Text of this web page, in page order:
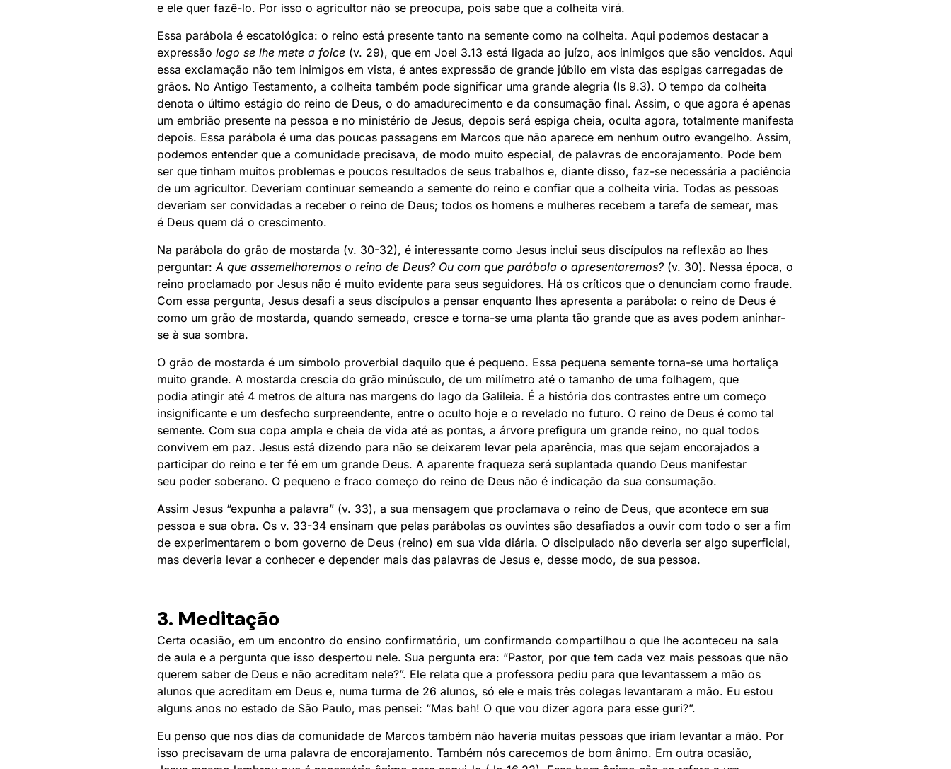
e ele quer fazê-lo. Por isso o agricultor não se preocupa, pois sabe que a colheita virá.
Essa parábola é escatológica: o reino está presente tanto na semente como na colheita. Aqui podemos destacar a
expressão logo se lhe mete a foice (v. 29), que em Joel 3.13 está ligada ao juízo, aos inimigos que são vencidos. Aqui
essa exclamação não tem inimigos em vista, é antes expressão de grande júbilo em vista das espigas carregadas de
grãos. No Antigo Testamento, a colheita também pode significar uma grande alegria (Is 9.3). O tempo da colheita
denota o último estágio do reino de Deus, o do amadurecimento e da consumação final. Assim, o que agora é apenas
um embrião presente na pessoa e no ministério de Jesus, depois será espiga cheia, oculta agora, totalmente manifesta
depois. Essa parábola é uma das poucas passagens em Marcos que não aparece em nenhum outro evangelho. Assim,
podemos entender que a comunidade precisava, de modo muito especial, de palavras de encorajamento. Pode bem
ser que tinham muitos problemas e poucos resultados de seus trabalhos e, diante disso, faz-se necessária a paciência
de um agricultor. Deveriam continuar semeando a semente do reino e confiar que a colheita viria. Todas as pessoas
deveriam ser convidadas a receber o reino de Deus; todos os homens e mulheres recebem a tarefa de semear, mas
é Deus quem dá o crescimento.
Na parábola do grão de mostarda (v. 30-32), é interessante como Jesus inclui seus discípulos na reflexão ao lhes
perguntar: A que assemelharemos o reino de Deus? Ou com que parábola o apresentaremos?(v. 30). Nessa época, o
reino proclamado por Jesus não é muito evidente para seus seguidores. Há os críticos que o denunciam como fraude.
Com essa pergunta, Jesus desafi a seus discípulos a pensar enquanto lhes apresenta a parábola: o reino de Deus é
como um grão de mostarda, quando semeado, cresce e torna-se uma planta tão grande que as aves podem aninhar-
se à sua sombra.
O grão de mostarda é um símbolo proverbial daquilo que é pequeno. Essa pequena semente torna-se uma hortaliça
muito grande. A mostarda crescia do grão minúsculo, de um milímetro até o tamanho de uma folhagem, que
podia atingir até 4 metros de altura nas margens do lago da Galileia. É a história dos contrastes entre um começo
insignificante e um desfecho surpreendente, entre o oculto hoje e o revelado no futuro. O reino de Deus é como tal
semente. Com sua copa ampla e cheia de vida até as pontas, a árvore prefigura um grande reino, no qual todos
convivem em paz. Jesus está dizendo para não se deixarem levar pela aparência, mas que sejam encorajados a
participar do reino e ter fé em um grande Deus. A aparente fraqueza será suplantada quando Deus manifestar
seu poder soberano. O pequeno e fraco começo do reino de Deus não é indicação da sua consumação.
Assim Jesus “expunha a palavra” (v. 33), a sua mensagem que proclamava o reino de Deus, que acontece em sua
pessoa e sua obra. Os v. 33-34 ensinam que pelas parábolas os ouvintes são desafiados a ouvir com todo o ser a fim
de experimentarem o bom governo de Deus (reino) em sua vida diária. O discipulado não deveria ser algo superficial,
mas deveria levar a conhecer e depender mais das palavras de Jesus e, desse modo, de sua pessoa.
3. Meditação
Certa ocasião, em um encontro do ensino confirmatório, um confirmando compartilhou o que lhe aconteceu na sala
de aula e a pergunta que isso despertou nele. Sua pergunta era: “Pastor, por que tem cada vez mais pessoas que não
querem saber de Deus e não acreditam nele?”. Ele relata que a professora pediu para que levantassem a mão os
alunos que acreditam em Deus e, numa turma de 26 alunos, só ele e mais três colegas levantaram a mão. Eu estou
alguns anos no estado de São Paulo, mas pensei: “Mas bah! O que vou dizer agora para esse guri?”.
Eu penso que nos dias da comunidade de Marcos também não haveria muitas pessoas que iriam levantar a mão. Por
isso precisavam de uma palavra de encorajamento. Também nós carecemos de bom ânimo. Em outra ocasião,